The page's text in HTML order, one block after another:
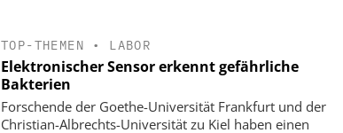
TOP-THEMEN • LABOR
Elektronischer Sensor erkennt gefährliche
Bakterien
Forschende der Goethe-Universität Frankfurt und der
Christian-Albrechts-Universität zu Kiel haben einen